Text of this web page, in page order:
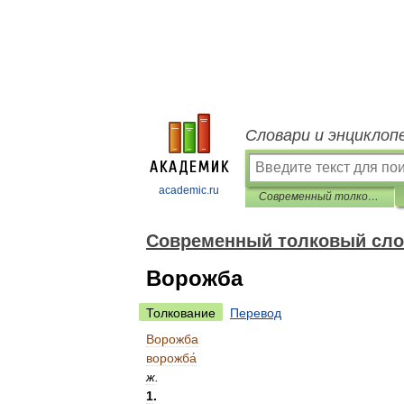
academic.ru
Словари и
Современный толковый словарь русского языка Ефремовой
Современный толковый
Ворожба
Толкование
Перевод
Ворожба
ворожба́
ж
1.